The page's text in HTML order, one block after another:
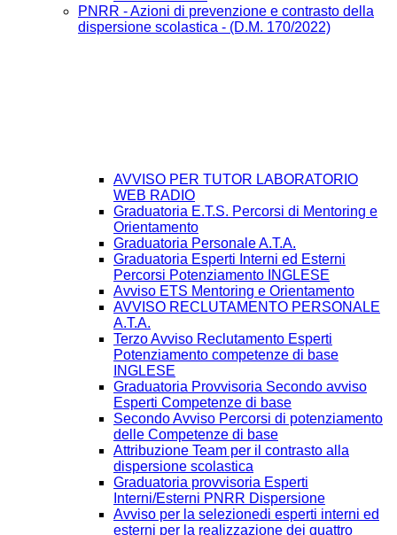
PNRR - Azioni di prevenzione e contrasto della
dispersione scolastica - (D.M. 170/2022)
AVVISO PER TUTOR LABORATORIO
WEB RADIO
Graduatoria E.T.S. Percorsi di Mentoring e
Orientamento
Graduatoria Personale A.T.A.
Graduatoria Esperti Interni ed Esterni
Percorsi Potenziamento INGLESE
Avviso ETS Mentoring e Orientamento
AVVISO RECLUTAMENTO PERSONALE
A.T.A.
Terzo Avviso Reclutamento Esperti
Potenziamento competenze di base
INGLESE
Graduatoria Provvisoria Secondo avviso
Esperti Competenze di base
Secondo Avviso Percorsi di potenziamento
delle Competenze di base
Attribuzione Team per il contrasto alla
dispersione scolastica
Graduatoria provvisoria Esperti
Interni/Esterni PNRR Dispersione
Avviso per la selezionedi esperti interni ed
esterni per la realizzazione dei quattro